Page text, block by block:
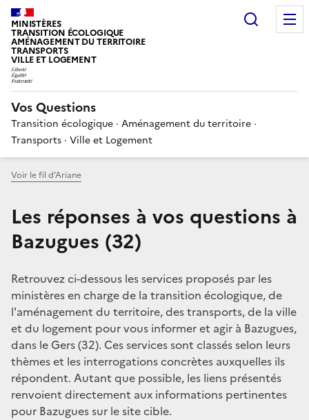
MINISTÈRES
TRANSITION ÉCOLOGIQUE
AMÉNAGEMENT DU TERRITOIRE
TRANSPORTS
VILLE ET LOGEMENT
Vos Questions
Transition écologique · Aménagement du territoire ·
Transports · Ville et Logement
Voir le fil d’Ariane
Les réponses à vos questions à
Bazugues (32)
Retrouvez ci-dessous les services proposés par les
ministères en charge de la transition écologique, de
l'aménagement du territoire, des transports, de la ville
et du logement pour vous informer et agir à Bazugues,
dans le Gers (32). Ces services sont classés selon leurs
thèmes et les interrogations concrètes auxquelles ils
répondent. Autant que possible, les liens présentés
renvoient directement aux informations pertinentes
pour Bazugues sur le site cible.